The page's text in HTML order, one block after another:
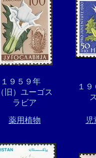
１９５９年
（旧）ユーゴス
ラビア
１
薬用植物